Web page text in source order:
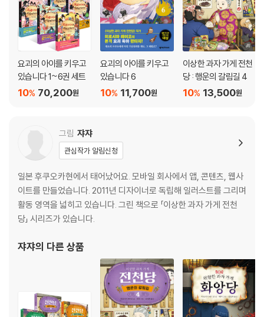
요괴의 아이를 키우고
있습니다 1~6권 세트
70,200원
10%
요괴의 아이를 키우고
있습니다 6
11,700원
10%
이상한 과자 가게 전천
당 : 행운의 갈림길 4
13,500원
10%
그림 쟈쟈
관심작가 알림신청
일본 후쿠오카현에서 태어났어요. 모바일 회사에서 앱, 콘텐츠, 웹사
이트를 만들었습니다. 2011년 디자이너로 독립해 일러스트를 그리며
활동 영역을 넓히고 있습니다. 그린 책으로 「이상한 과자 가게 전천
당」 시리즈가 있습니다.
쟈쟈의 다른 상품